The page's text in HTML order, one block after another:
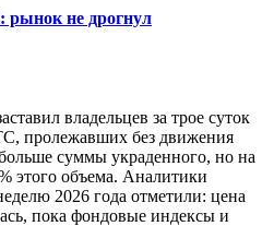
рынок не дрогнул
владельцев за трое суток
пролежавших без движения
суммы украденного, но на
этого объема. Аналитики
2026 года отметили: цена
пока фондовые индексы и